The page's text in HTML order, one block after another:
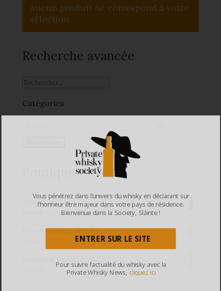
Aucun produit ne correspond à votre
sélection.
Recherche avancée
Catégories
Jura 18 ans 44%
87,30€
Flacon sample whisky
Vous pénétrez dans l’univers du whisky en déclarant sur
l’honneur être majeur dans votre pays de résidence.
Bienvenue dans la Society, Sláinte !
ENTRER SUR LE SITE
Pour suivre l’actualité du whisky avec la
Private Whisky News, cliquez ici